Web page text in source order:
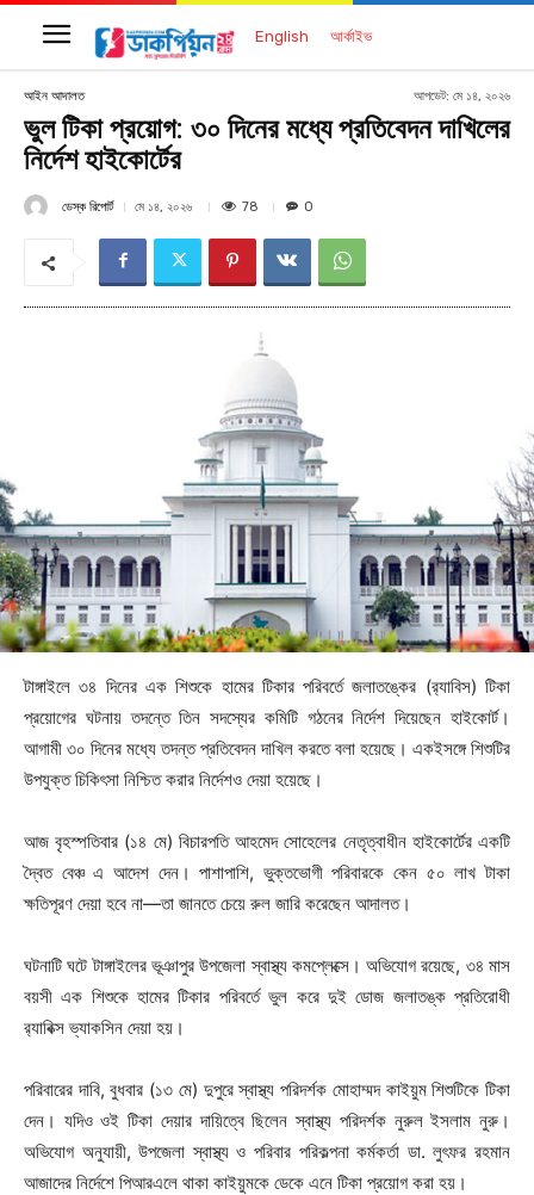
English আর্কাইভ
আইন আদালত আপডেট: মে ১৪, ২০২৬
ভুল টিকা প্রয়োগ: ৩০ দিনের মধ্যে প্রতিবেদন দাখিলের
নির্দেশ হাইকোর্টের
ডেস্ক রিপোর্ট মে ১৪, ২০২৬ 78 0
টাঙ্গাইলে ৩৪ দিনের এক শিশুকে হামের টিকার পরিবর্তে জলাতঙ্কের (র‍্যাবিস) টিকা
প্রয়োগের ঘটনায় তদন্তে তিন সদস্যের কমিটি গঠনের নির্দেশ দিয়েছেন হাইকোর্ট।
আগামী ৩০ দিনের মধ্যে তদন্ত প্রতিবেদন দাখিল করতে বলা হয়েছে। একইসঙ্গে শিশুটির
উপযুক্ত চিকিৎসা নিশ্চিত করার নির্দেশও দেয়া হয়েছে।
আজ বৃহস্পতিবার (১৪ মে) বিচারপতি আহমেদ সোহেলের নেতৃত্বাধীন হাইকোর্টের একটি
দ্বৈত বেঞ্চ এ আদেশ দেন। পাশাপাশি, ভুক্তভোগী পরিবারকে কেন ৫০ লাখ টাকা
ক্ষতিপূরণ দেয়া হবে না—তা জানতে চেয়ে রুল জারি করেছেন আদালত।
ঘটনাটি ঘটে টাঙ্গাইলের ভূঞাপুর উপজেলা স্বাস্থ্য কমপ্লেক্সে। অভিযোগ রয়েছে, ৩৪ মাস
বয়সী এক শিশুকে হামের টিকার পরিবর্তে ভুল করে দুই ডোজ জলাতঙ্ক প্রতিরোধী
র‍্যাবিক্স ভ্যাকসিন দেয়া হয়।
পরিবারের দাবি, বুধবার (১৩ মে) দুপুরে স্বাস্থ্য পরিদর্শক মোহাম্মদ কাইয়ুম শিশুটিকে টিকা
দেন। যদিও ওই টিকা দেয়ার দায়িত্বে ছিলেন স্বাস্থ্য পরিদর্শক নুরুল ইসলাম নুরু।
অভিযোগ অনুযায়ী, উপজেলা স্বাস্থ্য ও পরিবার পরিকল্পনা কর্মকর্তা ডা. লুৎফর রহমান
আজাদের নির্দেশে পিআরএলে থাকা কাইয়ুমকে ডেকে এনে টিকা প্রয়োগ করা হয়।